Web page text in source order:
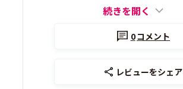
続きを開く
0コメント
レビューをシェア